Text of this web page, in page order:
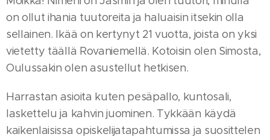
on ollut ihania tuutoreita ja haluaisin itsekin olla
sellainen. Ikää on kertynyt 21 vuotta, joista on yksi
vietetty täällä Rovaniemellä. Kotoisin olen Simosta,
Oulussakin olen asustellut hetkisen.
Harrastan asioita kuten pesäpallo, kuntosali,
laskettelu ja kahvin juominen. Tykkään käydä
kaikenlaisissa opiskelijatapahtumissa ja suosittelen